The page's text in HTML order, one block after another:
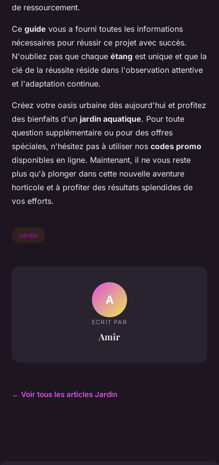
de ressourcement.
Ce guide vous a fourni toutes les informations
nécessaires pour réussir ce projet avec succès.
N'oubliez pas que chaque étang est unique et que la
clé de la réussite réside dans l'observation attentive
et l'adaptation continue.
Créez votre oasis urbaine dès aujourd'hui et profitez
des bienfaits d'un jardin aquatique. Pour toute
question supplémentaire ou pour des offres
spéciales, n'hésitez pas à utiliser nos codes promo
disponibles en ligne. Maintenant, il ne vous reste
plus qu'à plonger dans cette nouvelle aventure
horticole et à profiter des résultats splendides de
vos efforts.
Jardin
A
ECRIT PAR
Amir
← Voir tous les articles Jardin